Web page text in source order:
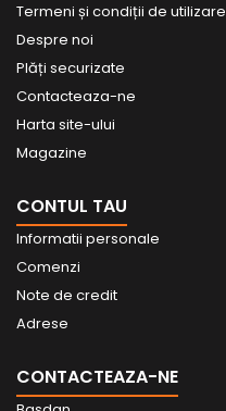
Termeni și condiții de utilizare
Despre noi
Plăți securizate
Contacteaza-ne
Harta site-ului
Magazine
CONTUL TAU
Informatii personale
Comenzi
Note de credit
Adrese
CONTACTEAZA-NE